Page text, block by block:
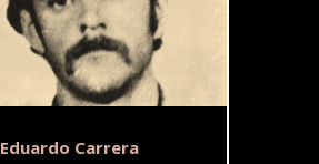
Eduardo Carrera